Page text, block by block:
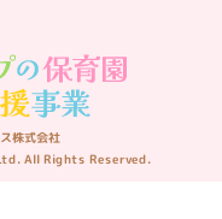
株式会社
All Rights Reserved.